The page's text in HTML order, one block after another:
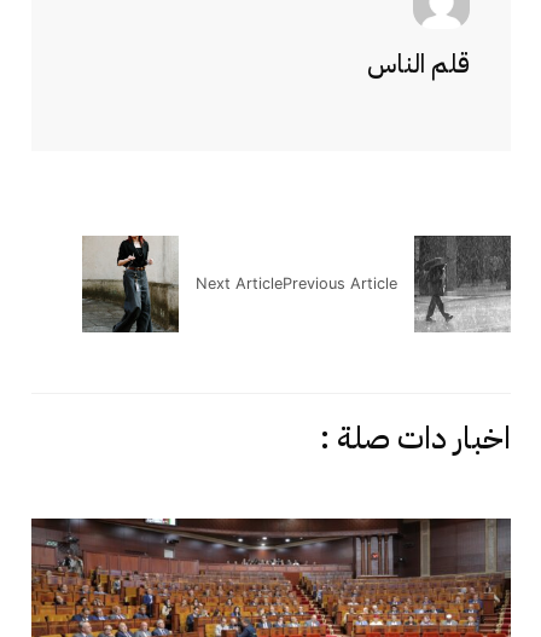
قلم الناس
Previous Article
Next Article
اخبار دات صلة :